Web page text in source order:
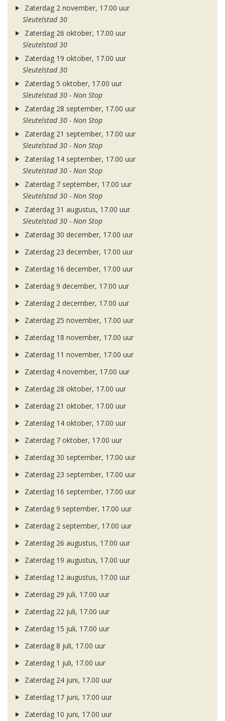
Zaterdag 2 november, 17.00 uur
Sleutelstad 30
Zaterdag 26 oktober, 17.00 uur
Sleutelstad 30
Zaterdag 19 oktober, 17.00 uur
Sleutelstad 30
Zaterdag 5 oktober, 17.00 uur
Sleutelstad 30 - Non Stop
Zaterdag 28 september, 17.00 uur
Sleutelstad 30 - Non Stop
Zaterdag 21 september, 17.00 uur
Sleutelstad 30 - Non Stop
Zaterdag 14 september, 17.00 uur
Sleutelstad 30 - Non Stop
Zaterdag 7 september, 17.00 uur
Sleutelstad 30 - Non Stop
Zaterdag 31 augustus, 17.00 uur
Sleutelstad 30 - Non Stop
Zaterdag 30 december, 17.00 uur
Zaterdag 23 december, 17.00 uur
Zaterdag 16 december, 17.00 uur
Zaterdag 9 december, 17.00 uur
Zaterdag 2 december, 17.00 uur
Zaterdag 25 november, 17.00 uur
Zaterdag 18 november, 17.00 uur
Zaterdag 11 november, 17.00 uur
Zaterdag 4 november, 17.00 uur
Zaterdag 28 oktober, 17.00 uur
Zaterdag 21 oktober, 17.00 uur
Zaterdag 14 oktober, 17.00 uur
Zaterdag 7 oktober, 17.00 uur
Zaterdag 30 september, 17.00 uur
Zaterdag 23 september, 17.00 uur
Zaterdag 16 september, 17.00 uur
Zaterdag 9 september, 17.00 uur
Zaterdag 2 september, 17.00 uur
Zaterdag 26 augustus, 17.00 uur
Zaterdag 19 augustus, 17.00 uur
Zaterdag 12 augustus, 17.00 uur
Zaterdag 29 juli, 17.00 uur
Zaterdag 22 juli, 17.00 uur
Zaterdag 15 juli, 17.00 uur
Zaterdag 8 juli, 17.00 uur
Zaterdag 1 juli, 17.00 uur
Zaterdag 24 juni, 17.00 uur
Zaterdag 17 juni, 17.00 uur
Zaterdag 10 juni, 17.00 uur